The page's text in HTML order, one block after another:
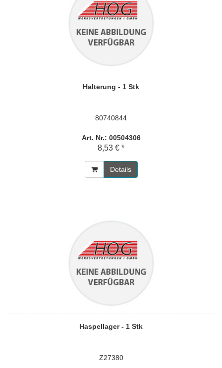
Halterung - 1 Stk
80740844
Art. Nr.: 00504306
8,53 € *
Details
Haspellager - 1 Stk
Z27380